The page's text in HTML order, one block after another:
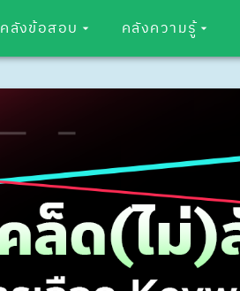
คลังข้อสอบ คลังความรู้